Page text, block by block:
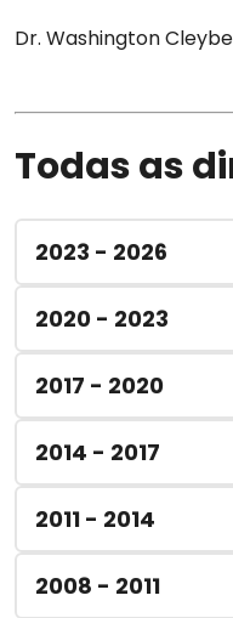
Dr. Washington
Todas as
2023 - 2026
2020 - 2023
2017 - 2020
2014 - 2017
2011 - 2014
2008 - 2011